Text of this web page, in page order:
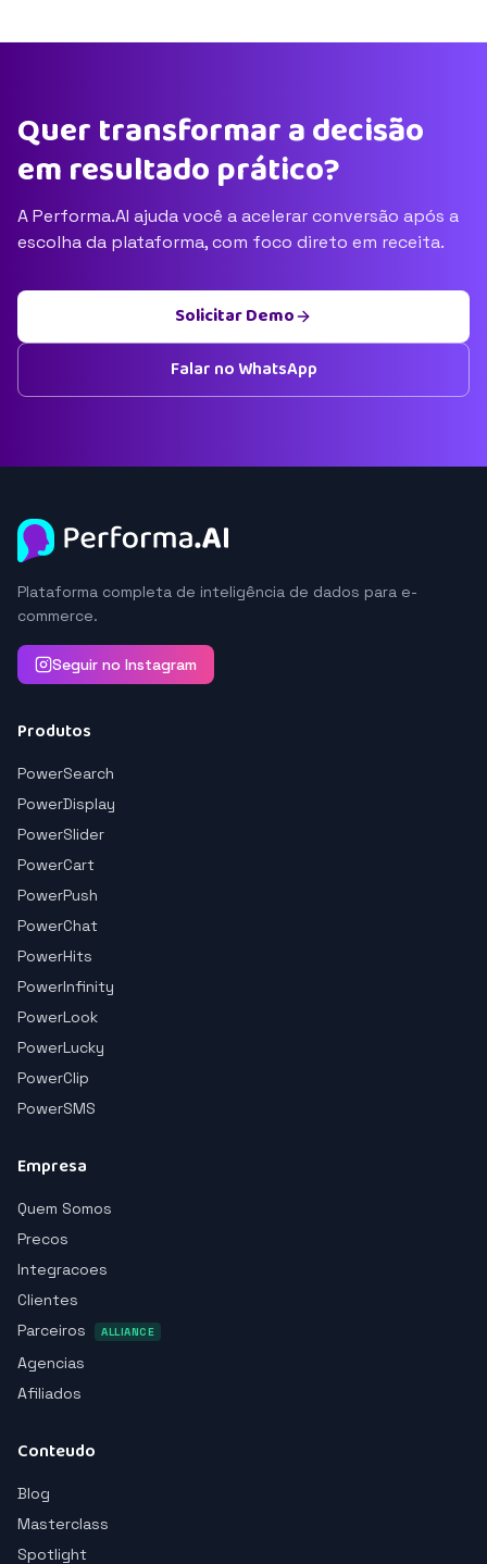
Quer transformar a decisão
em resultado prático?
A Performa.AI ajuda você a acelerar conversão após a
escolha da plataforma, com foco direto em receita.
Solicitar Demo
Falar no WhatsApp
Plataforma completa de inteligência de dados para e-
commerce.
Seguir no Instagram
Produtos
PowerSearch
PowerDisplay
PowerSlider
PowerCart
PowerPush
PowerChat
PowerHits
PowerInfinity
PowerLook
PowerLucky
PowerClip
PowerSMS
Empresa
Quem Somos
Precos
Integracoes
Clientes
Parceiros
ALLIANCE
Agencias
Afiliados
Conteudo
Blog
Masterclass
Spotlight